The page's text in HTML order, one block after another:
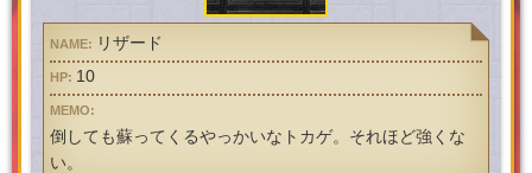
リザード
10
倒しても蘇ってくるやっかいなトカゲ。それほど強くな
い。